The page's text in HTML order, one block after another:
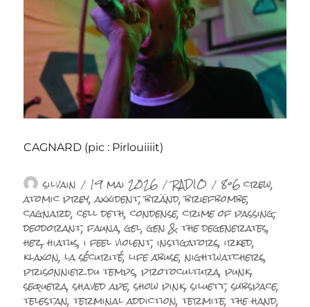
CAGNARD (pic : Pirlouiiiit)
Auteur
silvain Publié
le
19 mai 2026 Catégories
RADIO Étiquettes
8°6 crew,
atomic prey,axxident,bränd,briefbombe,
cagnard,cell deth,condense,crime of passing,
deodorant,fauna,gel,gen & the degenerates,
hez,hiatus,i feel violent,instigators,irked,
klaxon,la sécurité,life abuse,nightwatchers,
prisonnier du temps,protocultura,punk,
sequera,shaved ape,show pink,siluett,subspace,
telestan,terminal addiction,termite,the hand,